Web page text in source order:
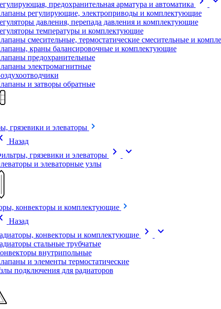
предохранительная арматура и автоматика
регулирующие, электроприводы и комплектующие
давления, перепада давления и комплектующие
температуры и комплектующие
смесительные, термостатические смесительные и
краны балансировочные и комплектующие
предохранительные
электромагнитные
и затворы обратные
грязевики и элеваторы
Назад
грязевики и элеваторы
chevron_right expand_more
и элеваторные узлы
конвекторы и комплектующие
Назад
конвекторы и комплектующие
chevron_right expand_more
стальные трубчатые
внутрипольные
и элементы термостатические
подключения для радиаторов